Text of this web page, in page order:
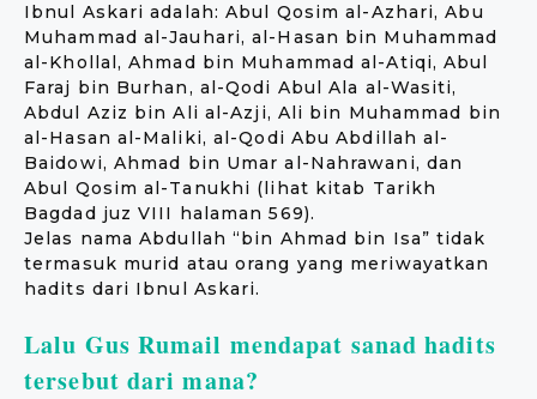
Ibnul Askari adalah: Abul Qosim al-Azhari, Abu
Muhammad al-Jauhari, al-Hasan bin Muhammad
al-Khollal, Ahmad bin Muhammad al-Atiqi, Abul
Faraj bin Burhan, al-Qodi Abul Ala al-Wasiti,
Abdul Aziz bin Ali al-Azji, Ali bin Muhammad bin
al-Hasan al-Maliki, al-Qodi Abu Abdillah al-
Baidowi, Ahmad bin Umar al-Nahrawani, dan
Abul Qosim al-Tanukhi (lihat kitab Tarikh
Bagdad juz VIII halaman 569).
Jelas nama Abdullah “bin Ahmad bin Isa” tidak
termasuk murid atau orang yang meriwayatkan
hadits dari Ibnul Askari.
Lalu Gus Rumail mendapat sanad hadits
tersebut dari mana?